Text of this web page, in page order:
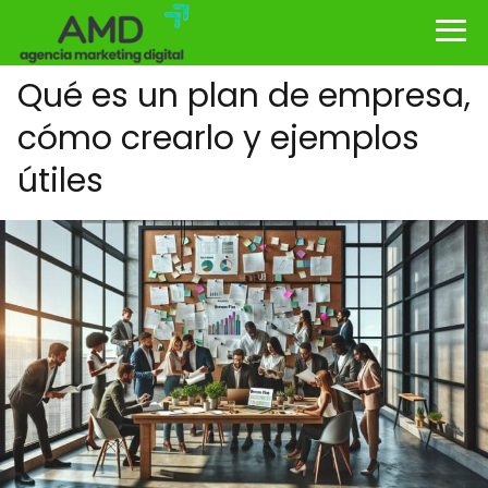
Qué es un plan de empresa,
cómo crearlo y ejemplos
útiles